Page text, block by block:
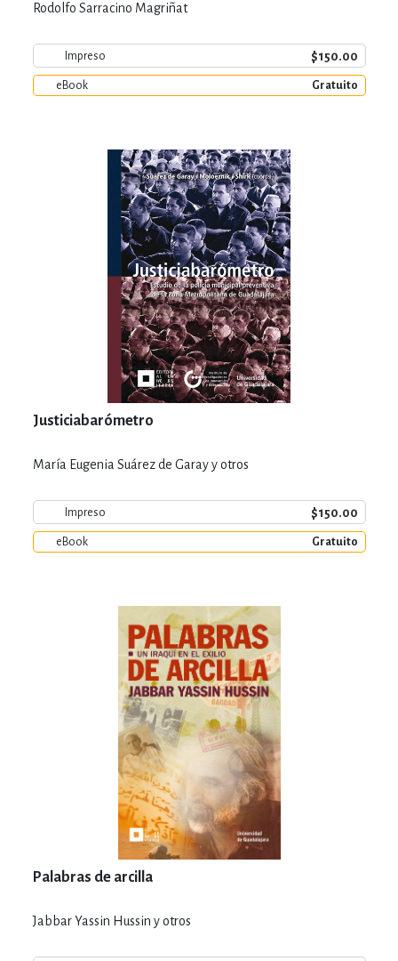
Rodolfo Sarracino Magriñat
Impreso $150.00
eBook Gratuito
Justiciabarómetro
María Eugenia Suárez de Garay y otros
Impreso $150.00
eBook Gratuito
Palabras de arcilla
Jabbar Yassin Hussin y otros